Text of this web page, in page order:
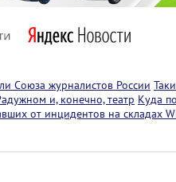
Союза журналистов России
и, конечно, театр Куда
от инцидентов на складах